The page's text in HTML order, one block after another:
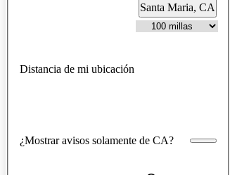
Santa Maria, CA
Distancia de mi ubicación
¿Mostrar avisos solamente de CA?